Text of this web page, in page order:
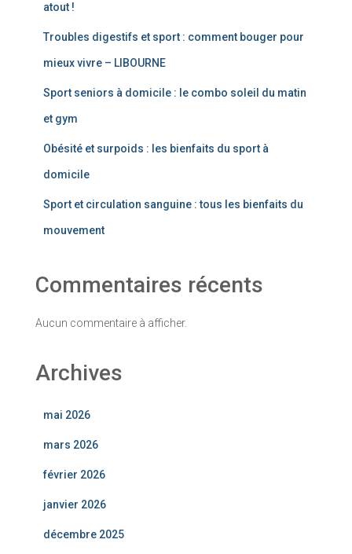
atout !
Troubles digestifs et sport : comment bouger pour
mieux vivre – LIBOURNE
Sport seniors à domicile : le combo soleil du matin
et gym
Obésité et surpoids : les bienfaits du sport à
domicile
Sport et circulation sanguine : tous les bienfaits du
mouvement
Commentaires récents
Aucun commentaire à afficher.
Archives
mai 2026
mars 2026
février 2026
janvier 2026
décembre 2025